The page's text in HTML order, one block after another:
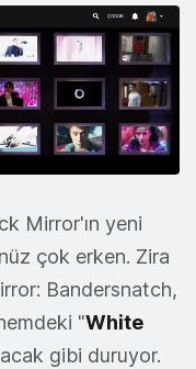
Mirror'ın yeni
çok erken. Zira
Bandersnatch,
"White
gibi duruyor.